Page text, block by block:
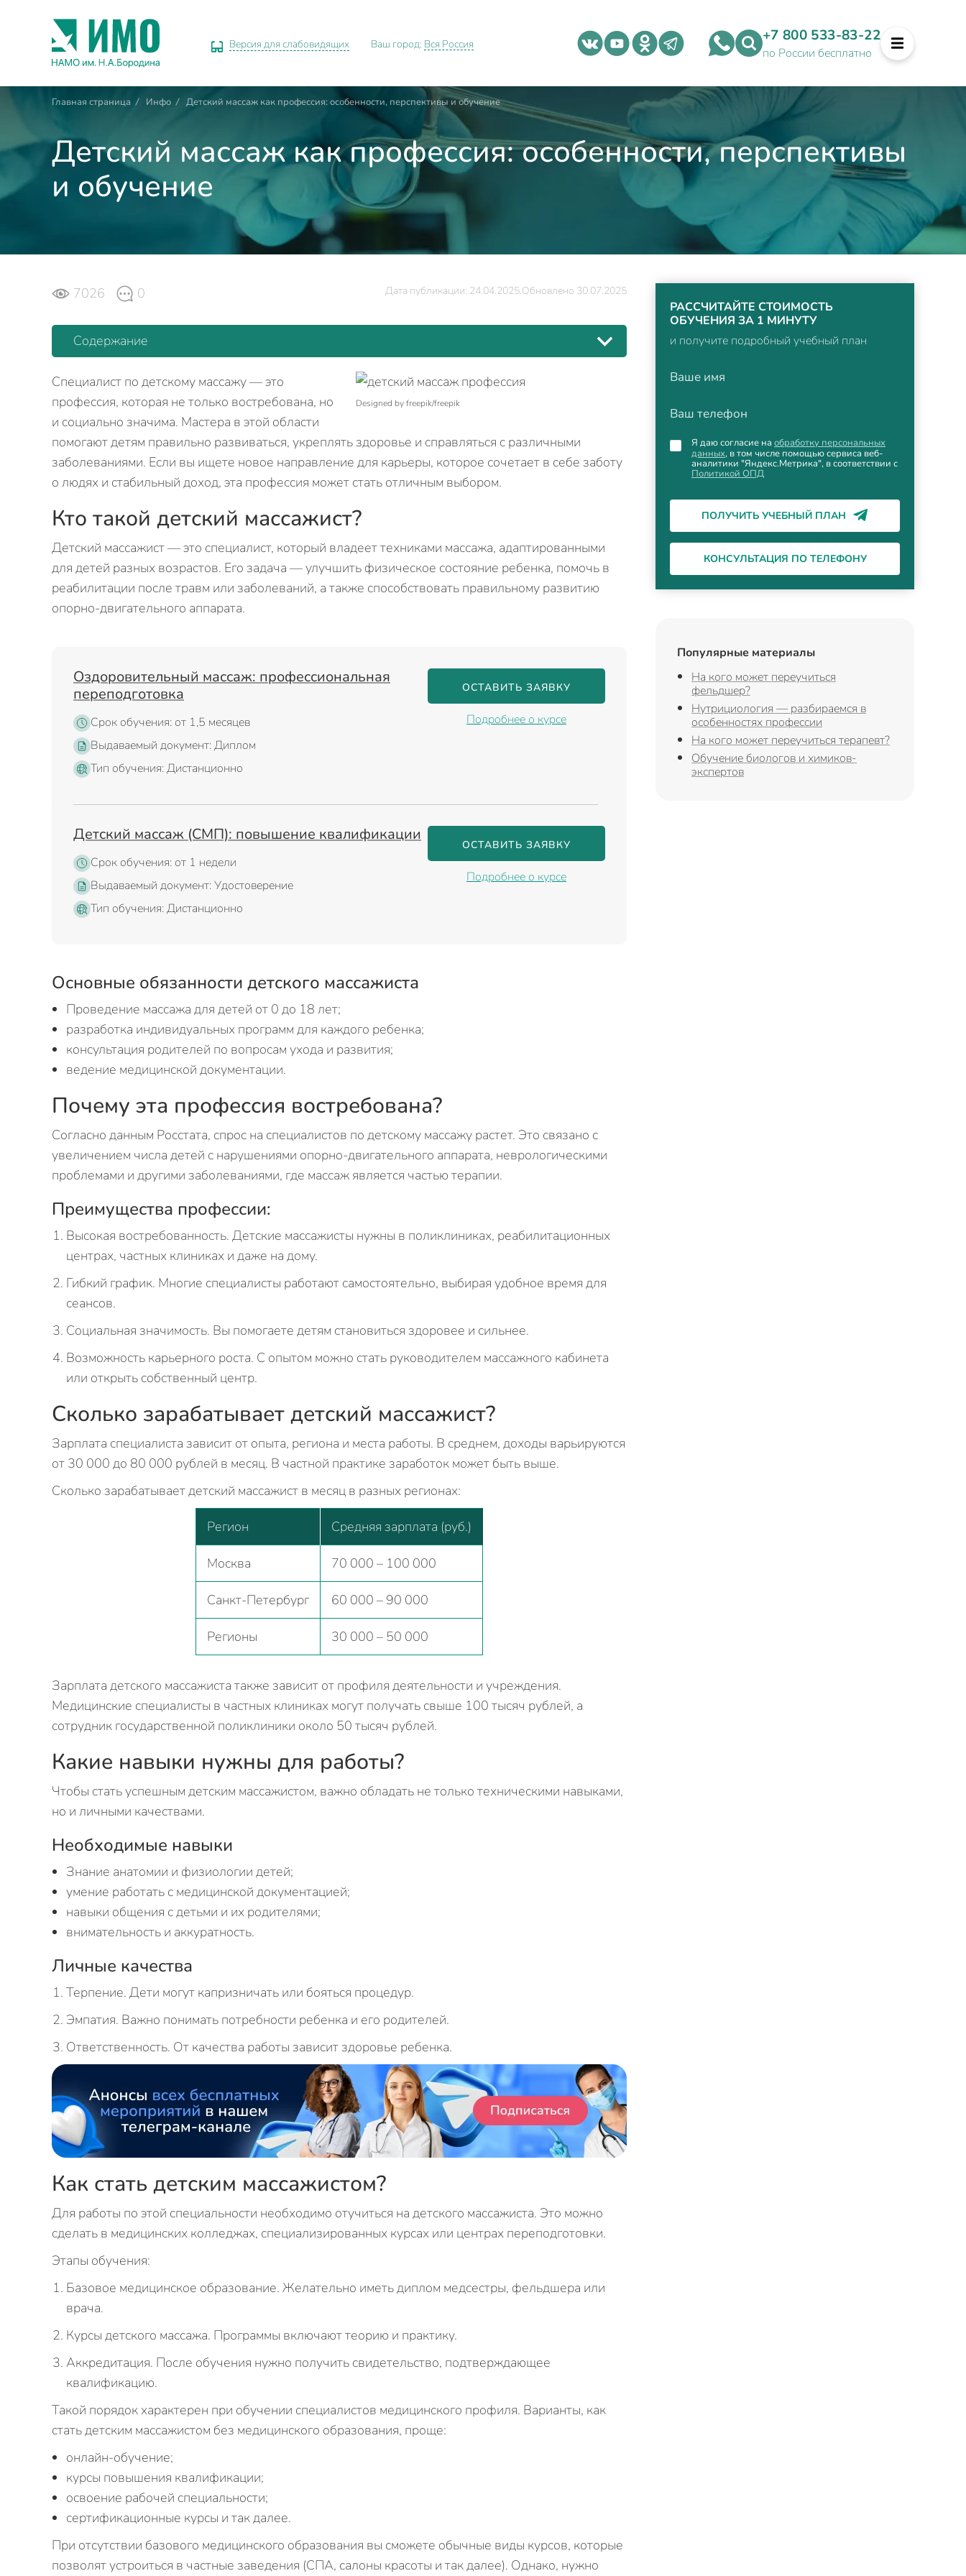
Версия для слабовидящих Ваш город: Вся Россия +7 800 533-83-22
по России бесплатно
Главная страница / Инфо / Детский массаж как профессия: особенности, перспективы и обучение
Детский массаж как профессия: особенности, перспективы
и обучение
7026 0 Дата публикации: 24.04.2025.Обновлено 30.07.2025
Содержание
Designed by freepik/freepik
Специалист по детскому массажу — это
профессия, которая не только востребована, но
и социально значима. Мастера в этой области
помогают детям правильно развиваться, укреплять здоровье и справляться с различными
заболеваниями. Если вы ищете новое направление для карьеры, которое сочетает в себе заботу
о людях и стабильный доход, эта профессия может стать отличным выбором.
Кто такой детский массажист?
Детский массажист — это специалист, который владеет техниками массажа, адаптированными
для детей разных возрастов. Его задача — улучшить физическое состояние ребенка, помочь в
реабилитации после травм или заболеваний, а также способствовать правильному развитию
опорно-двигательного аппарата.
Оздоровительный массаж: профессиональная
переподготовка
Срок обучения: от 1,5 месяцев
Выдаваемый документ: Диплом
Тип обучения: Дистанционно
ОСТАВИТЬ ЗАЯВКУ
Подробнее о курсе
Детский массаж (СМП): повышение квалификации
Срок обучения: от 1 недели
Выдаваемый документ: Удостоверение
Тип обучения: Дистанционно
ОСТАВИТЬ ЗАЯВКУ
Подробнее о курсе
Основные обязанности детского массажиста
Проведение массажа для детей от 0 до 18 лет;
разработка индивидуальных программ для каждого ребенка;
консультация родителей по вопросам ухода и развития;
ведение медицинской документации.
Почему эта профессия востребована?
Согласно данным Росстата, спрос на специалистов по детскому массажу растет. Это связано с
увеличением числа детей с нарушениями опорно-двигательного аппарата, неврологическими
проблемами и другими заболеваниями, где массаж является частью терапии.
Преимущества профессии:
Высокая востребованность. Детские массажисты нужны в поликлиниках, реабилитационных
центрах, частных клиниках и даже на дому.
Гибкий график. Многие специалисты работают самостоятельно, выбирая удобное время для
сеансов.
Социальная значимость. Вы помогаете детям становиться здоровее и сильнее.
Возможность карьерного роста. С опытом можно стать руководителем массажного кабинета
или открыть собственный центр.
Сколько зарабатывает детский массажист?
Зарплата специалиста зависит от опыта, региона и места работы. В среднем, доходы варьируются
от 30 000 до 80 000 рублей в месяц. В частной практике заработок может быть выше.
Сколько зарабатывает детский массажист в месяц в разных регионах:
Регион Средняя зарплата (руб.)
Москва 70 000 – 100 000
Санкт-Петербург 60 000 – 90 000
Регионы 30 000 – 50 000
Зарплата детского массажиста также зависит от профиля деятельности и учреждения.
Медицинские специалисты в частных клиниках могут получать свыше 100 тысяч рублей, а
сотрудник государственной поликлиники около 50 тысяч рублей.
Какие навыки нужны для работы?
Чтобы стать успешным детским массажистом, важно обладать не только техническими навыками,
но и личными качествами.
Необходимые навыки
Знание анатомии и физиологии детей;
умение работать с медицинской документацией;
навыки общения с детьми и их родителями;
внимательность и аккуратность.
Личные качества
Терпение. Дети могут капризничать или бояться процедур.
Эмпатия. Важно понимать потребности ребенка и его родителей.
Ответственность. От качества работы зависит здоровье ребенка.
Как стать детским массажистом?
Для работы по этой специальности необходимо отучиться на детского массажиста. Это можно
сделать в медицинских колледжах, специализированных курсах или центрах переподготовки.
Этапы обучения:
Базовое медицинское образование. Желательно иметь диплом медсестры, фельдшера или
врача.
Курсы детского массажа. Программы включают теорию и практику.
Аккредитация. После обучения нужно получить свидетельство, подтверждающее
квалификацию.
Такой порядок характерен при обучении специалистов медицинского профиля. Варианты, как
стать детским массажистом без медицинского образования, проще:
онлайн-обучение;
курсы повышения квалификации;
освоение рабочей специальности;
сертификационные курсы и так далее.
При отсутствии базового медицинского образования вы сможете обычные виды курсов, которые
позволят устроиться в частные заведения (СПА, салоны красоты и так далее). Однако, нужно
РАССЧИТАЙТЕ СТОИМОСТЬ
ОБУЧЕНИЯ ЗА 1 МИНУТУ
и получите подробный учебный план
Ваше имя
Ваш телефон
Я даю согласие на обработку персональных
данных, в том числе помощью сервиса веб-
аналитики "Яндекс.Метрика", в соответствии с
Политикой ОПД
ПОЛУЧИТЬ УЧЕБНЫЙ ПЛАН
КОНСУЛЬТАЦИЯ ПО ТЕЛЕФОНУ
Популярные материалы
На кого может переучиться
фельдшер?
Нутрициология — разбираемся в
особенностях профессии
На кого может переучиться терапевт?
Обучение биологов и химиков-
экспертов